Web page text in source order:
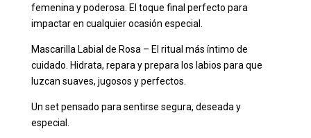
femenina y poderosa. El toque final perfecto para
impactar en cualquier ocasión especial.
Mascarilla Labial de Rosa – El ritual más íntimo de
cuidado. Hidrata, repara y prepara los labios para que
luzcan suaves, jugosos y perfectos.
Un set pensado para sentirse segura, deseada y
especial.